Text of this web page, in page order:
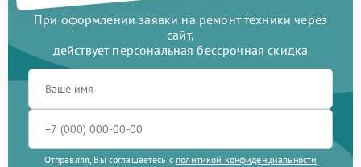
При оформлении заявки на ремонт техники через
сайт,
действует персональная бессрочная скидка
Отправляя, Вы соглашаетесь с политикой конфиденциальности